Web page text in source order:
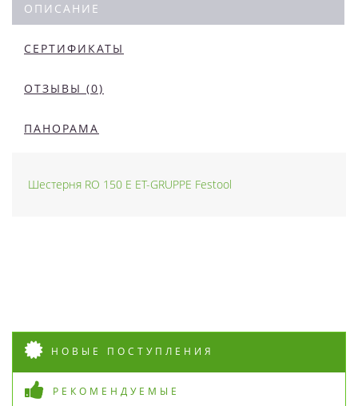
ОПИСАНИЕ
СЕРТИФИКАТЫ
ОТЗЫВЫ (0)
ПАНОРАМА
Шестерня RO 150 E ET-GRUPPE Festool
НОВЫЕ ПОСТУПЛЕНИЯ
РЕКОМЕНДУЕМЫЕ